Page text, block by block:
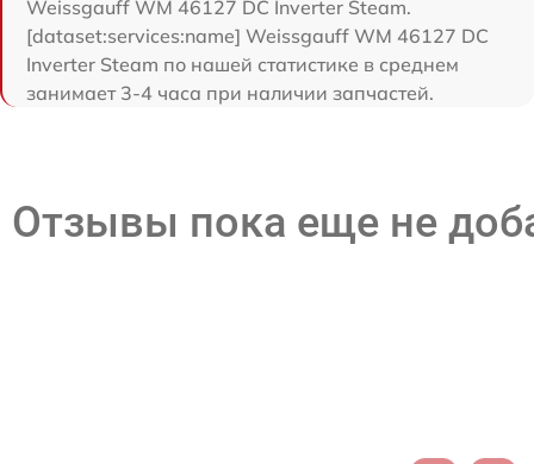
Weissgauff WM 46127 DC Inverter Steam.
[dataset:services:name] Weissgauff WM 46127 DC
Inverter Steam по нашей статистике в среднем
занимает 3-4 часа при наличии запчастей.
Отзывы пока еще не